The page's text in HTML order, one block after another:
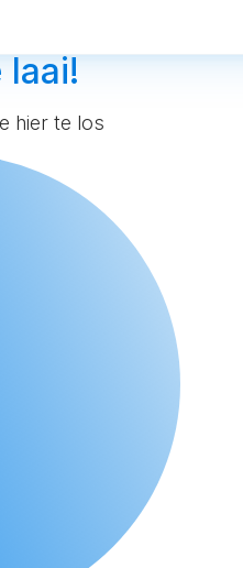
laai!
hier te los